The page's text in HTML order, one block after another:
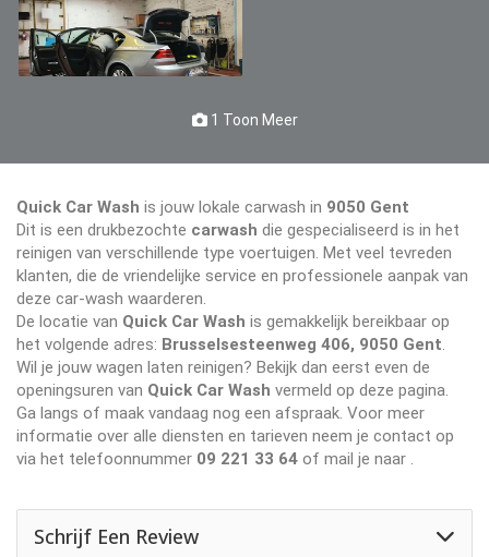
1 Toon Meer
Quick Car Wash is jouw lokale carwash in 9050 Gent
Dit is een drukbezochte carwash die gespecialiseerd is in het
reinigen van verschillende type voertuigen. Met veel tevreden
klanten, die de vriendelijke service en professionele aanpak van
deze car-wash waarderen.
De locatie van Quick Car Wash is gemakkelijk bereikbaar op
het volgende adres: Brusselsesteenweg 406, 9050 Gent
Wil je jouw wagen laten reinigen? Bekijk dan eerst even de
openingsuren van Quick Car Wash vermeld op deze pagina.
Ga langs of maak vandaag nog een afspraak. Voor meer
informatie over alle diensten en tarieven neem je contact op
via het telefoonnummer 09 221 33 64 of mail je naar
Schrijf Een Review